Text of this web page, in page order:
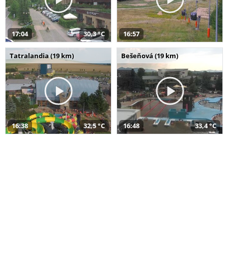
17:04 30,3 °C 16:57
Tatralandia (19 km)
16:38 32,5 °C
Bešeňová (19 km)
16:48 33,4 °C